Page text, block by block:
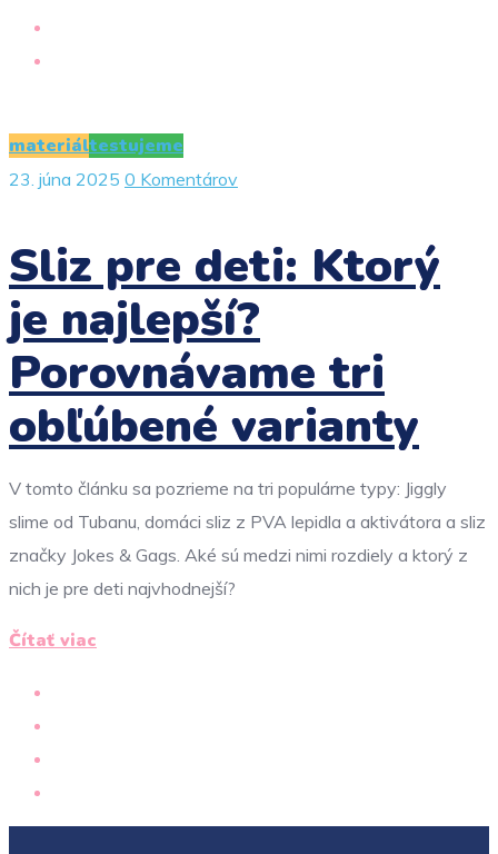
materiáltestujeme
23. júna 2025 0 Komentárov
Sliz pre deti: Ktorý
je najlepší?
Porovnávame tri
obľúbené varianty
V tomto článku sa pozrieme na tri populárne typy: Jiggly
slime od Tubanu, domáci sliz z PVA lepidla a aktivátora a sliz
značky Jokes & Gags. Aké sú medzi nimi rozdiely a ktorý z
nich je pre deti najvhodnejší?
Čítať viac